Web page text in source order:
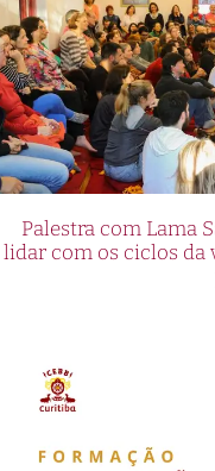
Palestra com Lama
lidar com os ciclos da